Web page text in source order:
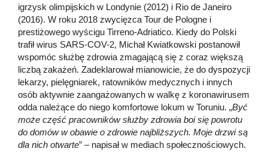
igrzysk olimpijskich w Londynie (2012) i Rio de Janeiro
(2016). W roku 2018 zwycięzca Tour de Pologne i
prestiżowego wyścigu Tirreno-Adriatico. Kiedy do Polski
trafił wirus SARS-COV-2, Michał Kwiatkowski postanowił
wspomóc służbę zdrowia zmagającą się z coraz większą
liczbą zakażeń. Zadeklarował mianowicie, że do dyspozycji
lekarzy, pielęgniarek, ratowników medycznych i innych
osób aktywnie zaangażowanych w walkę z koronawirusem
odda należące do niego komfortowe lokum w Toruniu. „Być
może część pracowników służby zdrowia boi się powrotu
do domów w obawie o zdrowie najbliższych. Moje drzwi są
dla nich otwarte” – napisał w mediach społecznościowych.